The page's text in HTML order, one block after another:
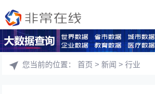
您当前的位置：首页 >新闻 >行业